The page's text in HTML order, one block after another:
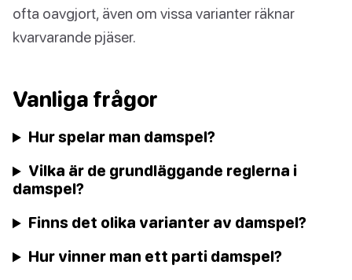
ofta oavgjort, även om vissa varianter räknar
kvarvarande pjäser.
Vanliga frågor
Hur spelar man damspel?
Vilka är de grundläggande reglerna i
damspel?
Finns det olika varianter av damspel?
Hur vinner man ett parti damspel?